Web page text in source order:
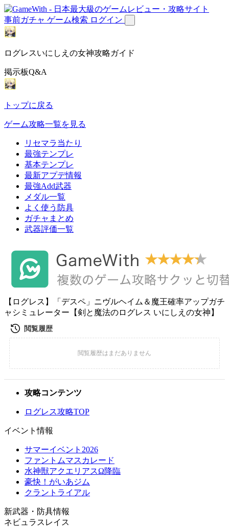
事前ガチャ ゲーム検索 ログイン
ログレスいにしえの女神攻略ガイド
掲示板Q&A
トップに戻る
ゲーム攻略一覧を見る
リセマラ当たり
最強テンプレ
基本テンプレ
最新アプデ情報
最強Add武器
メダル一覧
よく使う防具
ガチャまとめ
武器評価一覧
【ログレス】「デスペ」ニヴルヘイム＆魔王確率アップガチ
ャシミュレーター【剣と魔法のログレス いにしえの女神】
攻略コンテンツ
ログレス攻略TOP
イベント情報
サマーイベント2026
ファントムマスカレード
水神獣アクエリアスΩ降臨
豪快！がいあジム
クラントライアル
新武器・防具情報
ネビュラスレイス